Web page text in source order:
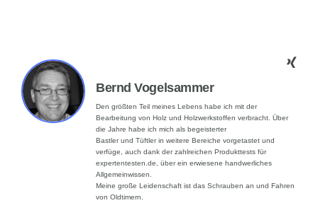
Bernd Vogelsammer
Den größten Teil meines Lebens habe ich mit der
Bearbeitung von Holz und Holzwerkstoffen verbracht. Über
die Jahre habe ich mich als begeisterter
Bastler und Tüftler in weitere Bereiche vorgetastet und
verfüge, auch dank der zahlreichen Produkttests für
expertentesten.de, über ein erwiesene handwerliches
Allgemeinwissen.
Meine große Leidenschaft ist das Schrauben an und Fahren
von Oldtimern.